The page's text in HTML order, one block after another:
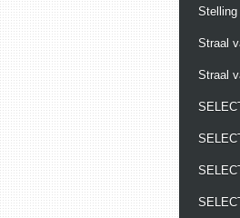
Stelling
Straal
Straal